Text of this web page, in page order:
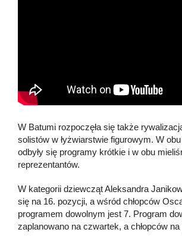
W Batumi rozpoczęła się także
solistów w łyżwiarstwie figurowym. W
odbyły się programy krótkie i w obu
reprezentantów.
W kategorii dziewcząt Aleksandra
się na 16. pozycji, a wśród chłopców
programem dowolnym jest 7. Program
zaplanowano na czwartek, a chłopców na